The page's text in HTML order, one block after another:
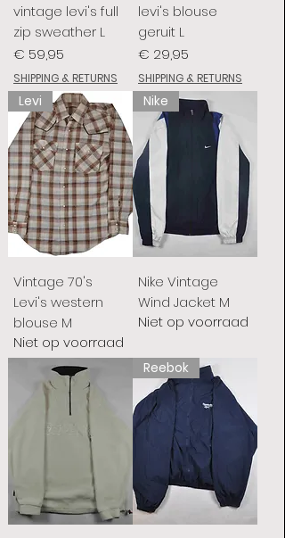
vintage levi's full
zip sweather L
Prijs
€ 59,95
SHIPPING & RETURNS
levi's blouse
geruit L
Prijs
€ 29,95
SHIPPING & RETURNS
Levi
Vintage 70's
Levi's western
blouse M
Niet op voorraad
Nike
Nike Vintage
Wind Jacket M
Niet op voorraad
Reebok